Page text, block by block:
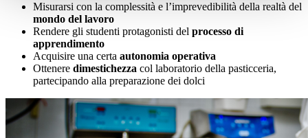
Misurarsi con la complessità e l’imprevedibilità della realtà del
mondo del lavoro
Rendere gli studenti protagonisti del processo di
apprendimento
Acquisire una certa autonomia operativa
Ottenere dimestichezza col laboratorio della pasticceria,
partecipando alla preparazione dei dolci